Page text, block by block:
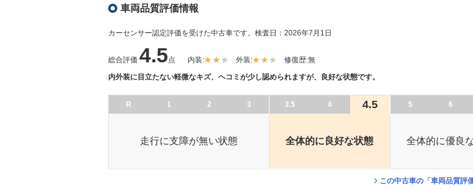
車両品質評価情報
カーセンサー認定評価を受けた中古車です。 検査日：2026年7月1日
総合評価 4.5点 内装: 外装: 修復歴:無
内外装に目立たない軽微なキズ、ヘコミが少し認められますが、良好な状態です。
R 1 2 3 3.5 4 4.5 5 6
走行に支障が無い状態 全体的に良好な状態 全体的に優良
この中古車の「車両品質評